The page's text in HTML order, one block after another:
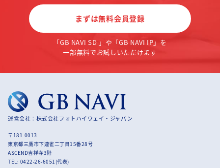
まずは無料会員登録
「GB NAVI SD 」や「GB NAVI IP」を
一部無料でお試しいただけます
運営会社：株式会社フォトハイウェイ・ジャパン
〒181-0013
東京都三鷹市下連雀二丁目15番28号
ASCEND吉祥寺3階
TEL: 0422-26-6051(代表)